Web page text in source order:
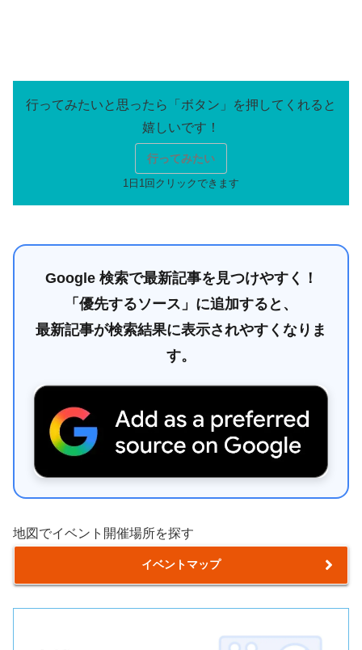
行ってみたい
Google 検索で最新記事を見つけやすく！
「優先するソース」に追加すると、
最新記事が検索結果に表示されやすくなりま
す。
地図でイベント開催場所を探す
イベントマップ